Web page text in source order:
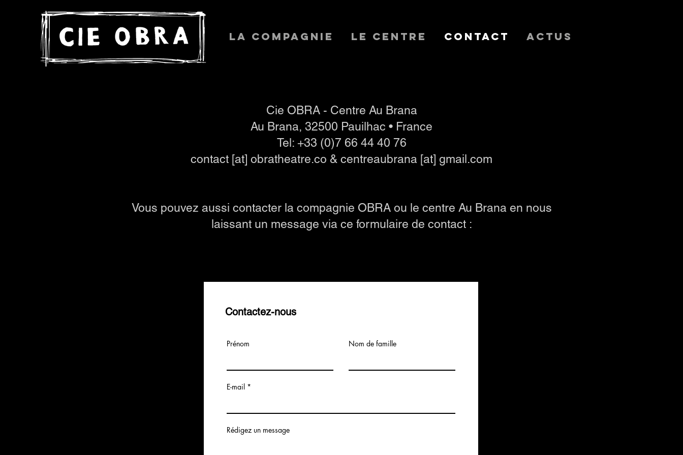
La Compagnie Le Centre Contact Actus
Cie OBRA - Centre Au Brana
Au Brana, 32500 Pauilhac • France
Tel: +33 (0)7 66 44 40 76
contact [at] obratheatre.co & centreaubrana [at] gmail.com
Vous pouvez aussi contacter la compagnie OBRA ou le centre Au Brana en nous
laissant un message via ce formulaire de contact :
Contactez-nous
Prénom Nom de famille
E-mail
Rédigez un message